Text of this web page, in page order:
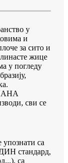
у
и
за сито и
жице
у погледу
сви се
са
стандард,
са